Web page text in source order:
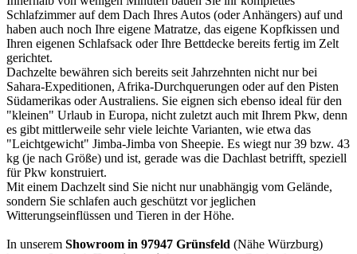
Schlafzimmer auf dem Dach Ihres Autos (oder Anhängers) auf und
haben auch noch Ihre eigene Matratze, das eigene Kopfkissen und
Ihren eigenen Schlafsack oder Ihre Bettdecke bereits fertig im Zelt
gerichtet.
Dachzelte bewähren sich bereits seit Jahrzehnten nicht nur bei
Sahara-Expeditionen, Afrika-Durchquerungen oder auf den Pisten
Südamerikas oder Australiens. Sie eignen sich ebenso ideal für den
"kleinen" Urlaub in Europa, nicht zuletzt auch mit Ihrem Pkw, denn
es gibt mittlerweile sehr viele leichte Varianten, wie etwa das
"Leichtgewicht" Jimba-Jimba von Sheepie. Es wiegt nur 39 bzw. 43
kg (je nach Größe) und ist, gerade was die Dachlast betrifft, speziell
für Pkw konstruiert.
Mit einem Dachzelt sind Sie nicht nur unabhängig vom Gelände,
sondern Sie schlafen auch geschützt vor jeglichen
Witterungseinflüssen und Tieren in der Höhe.
In unserem Showroom in 97947 Grünsfeld (Nähe Würzburg)